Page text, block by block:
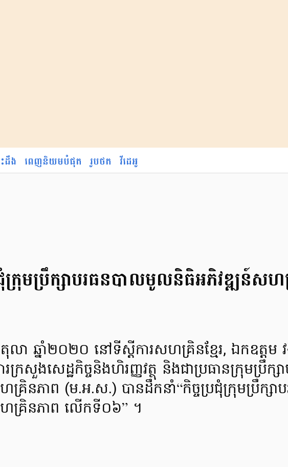
ដឹង ពេញនិយមបំផុត រូបថត វីដេអូ
ក្រុមប្រឹក្សា​បរធនបាល​មូលនិធិ​អភិវឌ្ឍន៍​សហ
លា ឆ្នាំ​២០២០ នៅទីស្តីការ​សហគ្រិនខ្មែរ, ឯកឧត្តម វ
រ​ក្រសួង​សេដ្ឋកិច្ច​និង​ហិរញ្ញវត្ថុ និង​ជា​ប្រធាន​ក្រុមប្រឹក្
នភាព (ម.អ.ស.) បាន​ដឹកនាំ​“កិច្ចប្រជុំ​ក្រុមប្រឹក្សា​
គ្រិនភាព លើកទី០៦” ។